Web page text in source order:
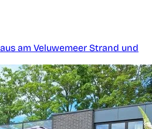
am Veluwemeer Strand und